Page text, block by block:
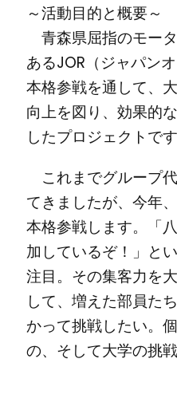
～活動目的と概要～
青森県屈指のモー
あるJOR（ジャパン
本格参戦を通して、
向上を図り、効果的
したプロジェクトです
これまでグループ
てきましたが、今年
本格参戦します。「
加しているぞ！」と
注目。その集客力を
して、増えた部員た
かって挑戦したい。
の、そして大学の挑